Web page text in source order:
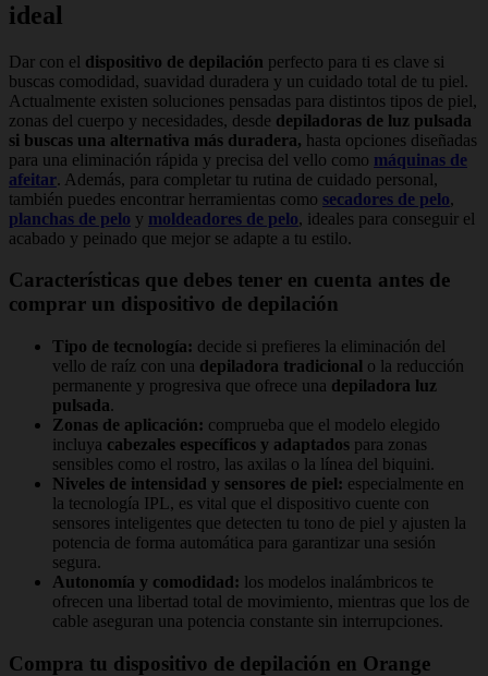
ideal
Dar con el dispositivo de depilación perfecto para ti es clave si
buscas comodidad, suavidad duradera y un cuidado total de tu piel.
Actualmente existen soluciones pensadas para distintos tipos de piel,
zonas del cuerpo y necesidades, desde depiladoras de luz pulsada
si buscas una alternativa más duradera, hasta opciones diseñadas
para una eliminación rápida y precisa del vello como máquinas de
afeitar. Además, para completar tu rutina de cuidado personal,
también puedes encontrar herramientas como secadores de pelo,
planchas de pelo y moldeadores de pelo, ideales para conseguir el
acabado y peinado que mejor se adapte a tu estilo.
Características que debes tener en cuenta antes de
comprar un dispositivo de depilación
Tipo de tecnología: decide si prefieres la eliminación del
vello de raíz con una depiladora tradicional o la reducción
permanente y progresiva que ofrece una depiladora luz
pulsada.
Zonas de aplicación: comprueba que el modelo elegido
incluya cabezales específicos y adaptados para zonas
sensibles como el rostro, las axilas o la línea del biquini.
Niveles de intensidad y sensores de piel: especialmente en
la tecnología IPL, es vital que el dispositivo cuente con
sensores inteligentes que detecten tu tono de piel y ajusten la
potencia de forma automática para garantizar una sesión
segura.
Autonomía y comodidad: los modelos inalámbricos te
ofrecen una libertad total de movimiento, mientras que los de
cable aseguran una potencia constante sin interrupciones.
Compra tu dispositivo de depilación en Orange